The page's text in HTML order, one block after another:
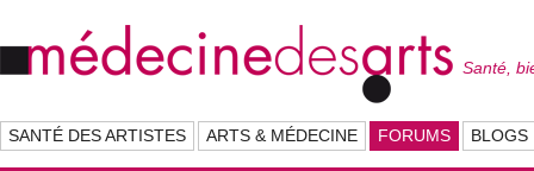
Santé,
SANTÉ DES ARTISTES ARTS & MÉDECINE FORUMS BLOGS